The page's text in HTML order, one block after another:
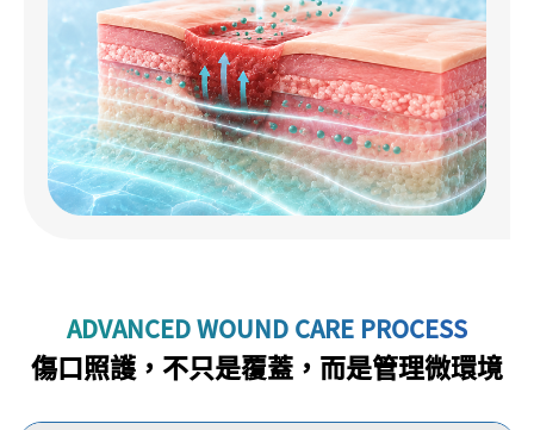
傷口照護，不只是覆蓋，而是管理微環境
ADVANCED WOUND CARE PROCESS